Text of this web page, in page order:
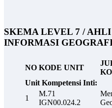
SKEMA LEVEL 7 /
INFORMASI
NO KODE UNIT
Unit Kompetensi Inti:
1
M.71
IGN00.024.2